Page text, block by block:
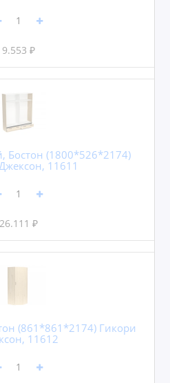
9.553 ₽
Бостон (1800*526*2174)
11611
26.111 ₽
(861*861*2174) Гикори
11612